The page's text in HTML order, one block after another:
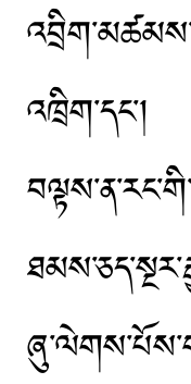
འཁྲིག་དང་།